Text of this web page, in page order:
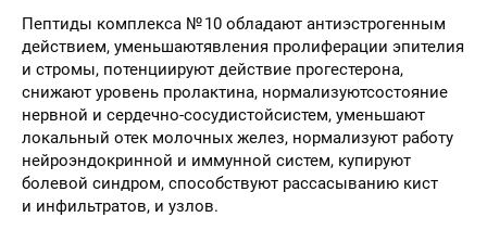
Пептиды комплекса № 10 обладают антиэстрогенным
действием, уменьшаютявления пролиферации эпителия
и стромы, потенциируют действие прогестерона,
снижают уровень пролактина, нормализуютсостояние
нервной и сердечно-сосудистойсистем, уменьшают
локальный отек молочных желез, нормализуют работу
нейроэндокринной и иммунной систем, купируют
болевой синдром, способствуют рассасыванию кист
и инфильтратов, и узлов.